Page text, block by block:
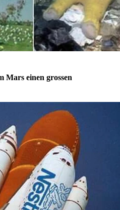
Mars einen grossen